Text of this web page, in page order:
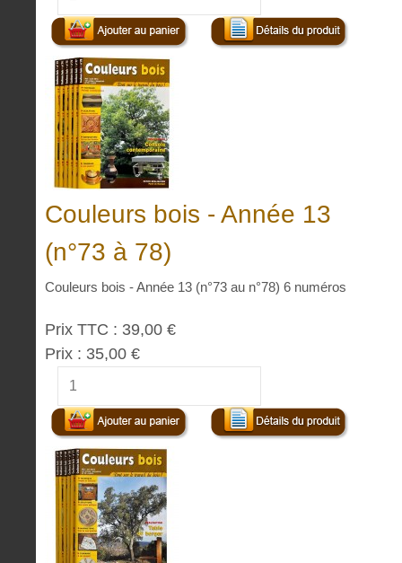
Couleurs bois - Année 13
(n°73 à 78)
Couleurs bois - Année 13 (n°73 au n°78) 6 numéros
Prix TTC : 39,00 €
Prix : 35,00 €